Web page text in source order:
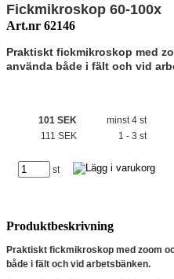
Fickmikroskop 60-100x
Art.nr 62146
Praktiskt fickmikroskop med
använda både i fält och vid
101 SEK minst 4 st
111 SEK
1 - 3 st
st
Produktbeskrivning
Praktiskt fickmikroskop med zoom
både i fält och vid arbetsbänken.